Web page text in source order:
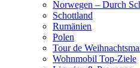
Norwegen – Durch
Schottland
Rumänien
Polen
Tour de
Wohnmobil Top-Ziele